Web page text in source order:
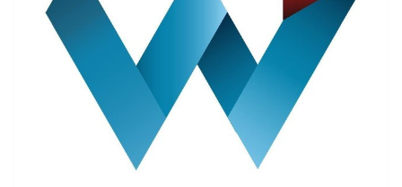
nieuczciwości.Wprowadzenie nowego systemu przez
Zbigniewa Ziobro w 2018 roku wzbudziło sporą dyskusję.
Teraz dzięki wyrokowi sądu obywatele będą mogli
dowiedzieć się więcej na temat wdrożonej przez
prokuratora generalnego zmiany.